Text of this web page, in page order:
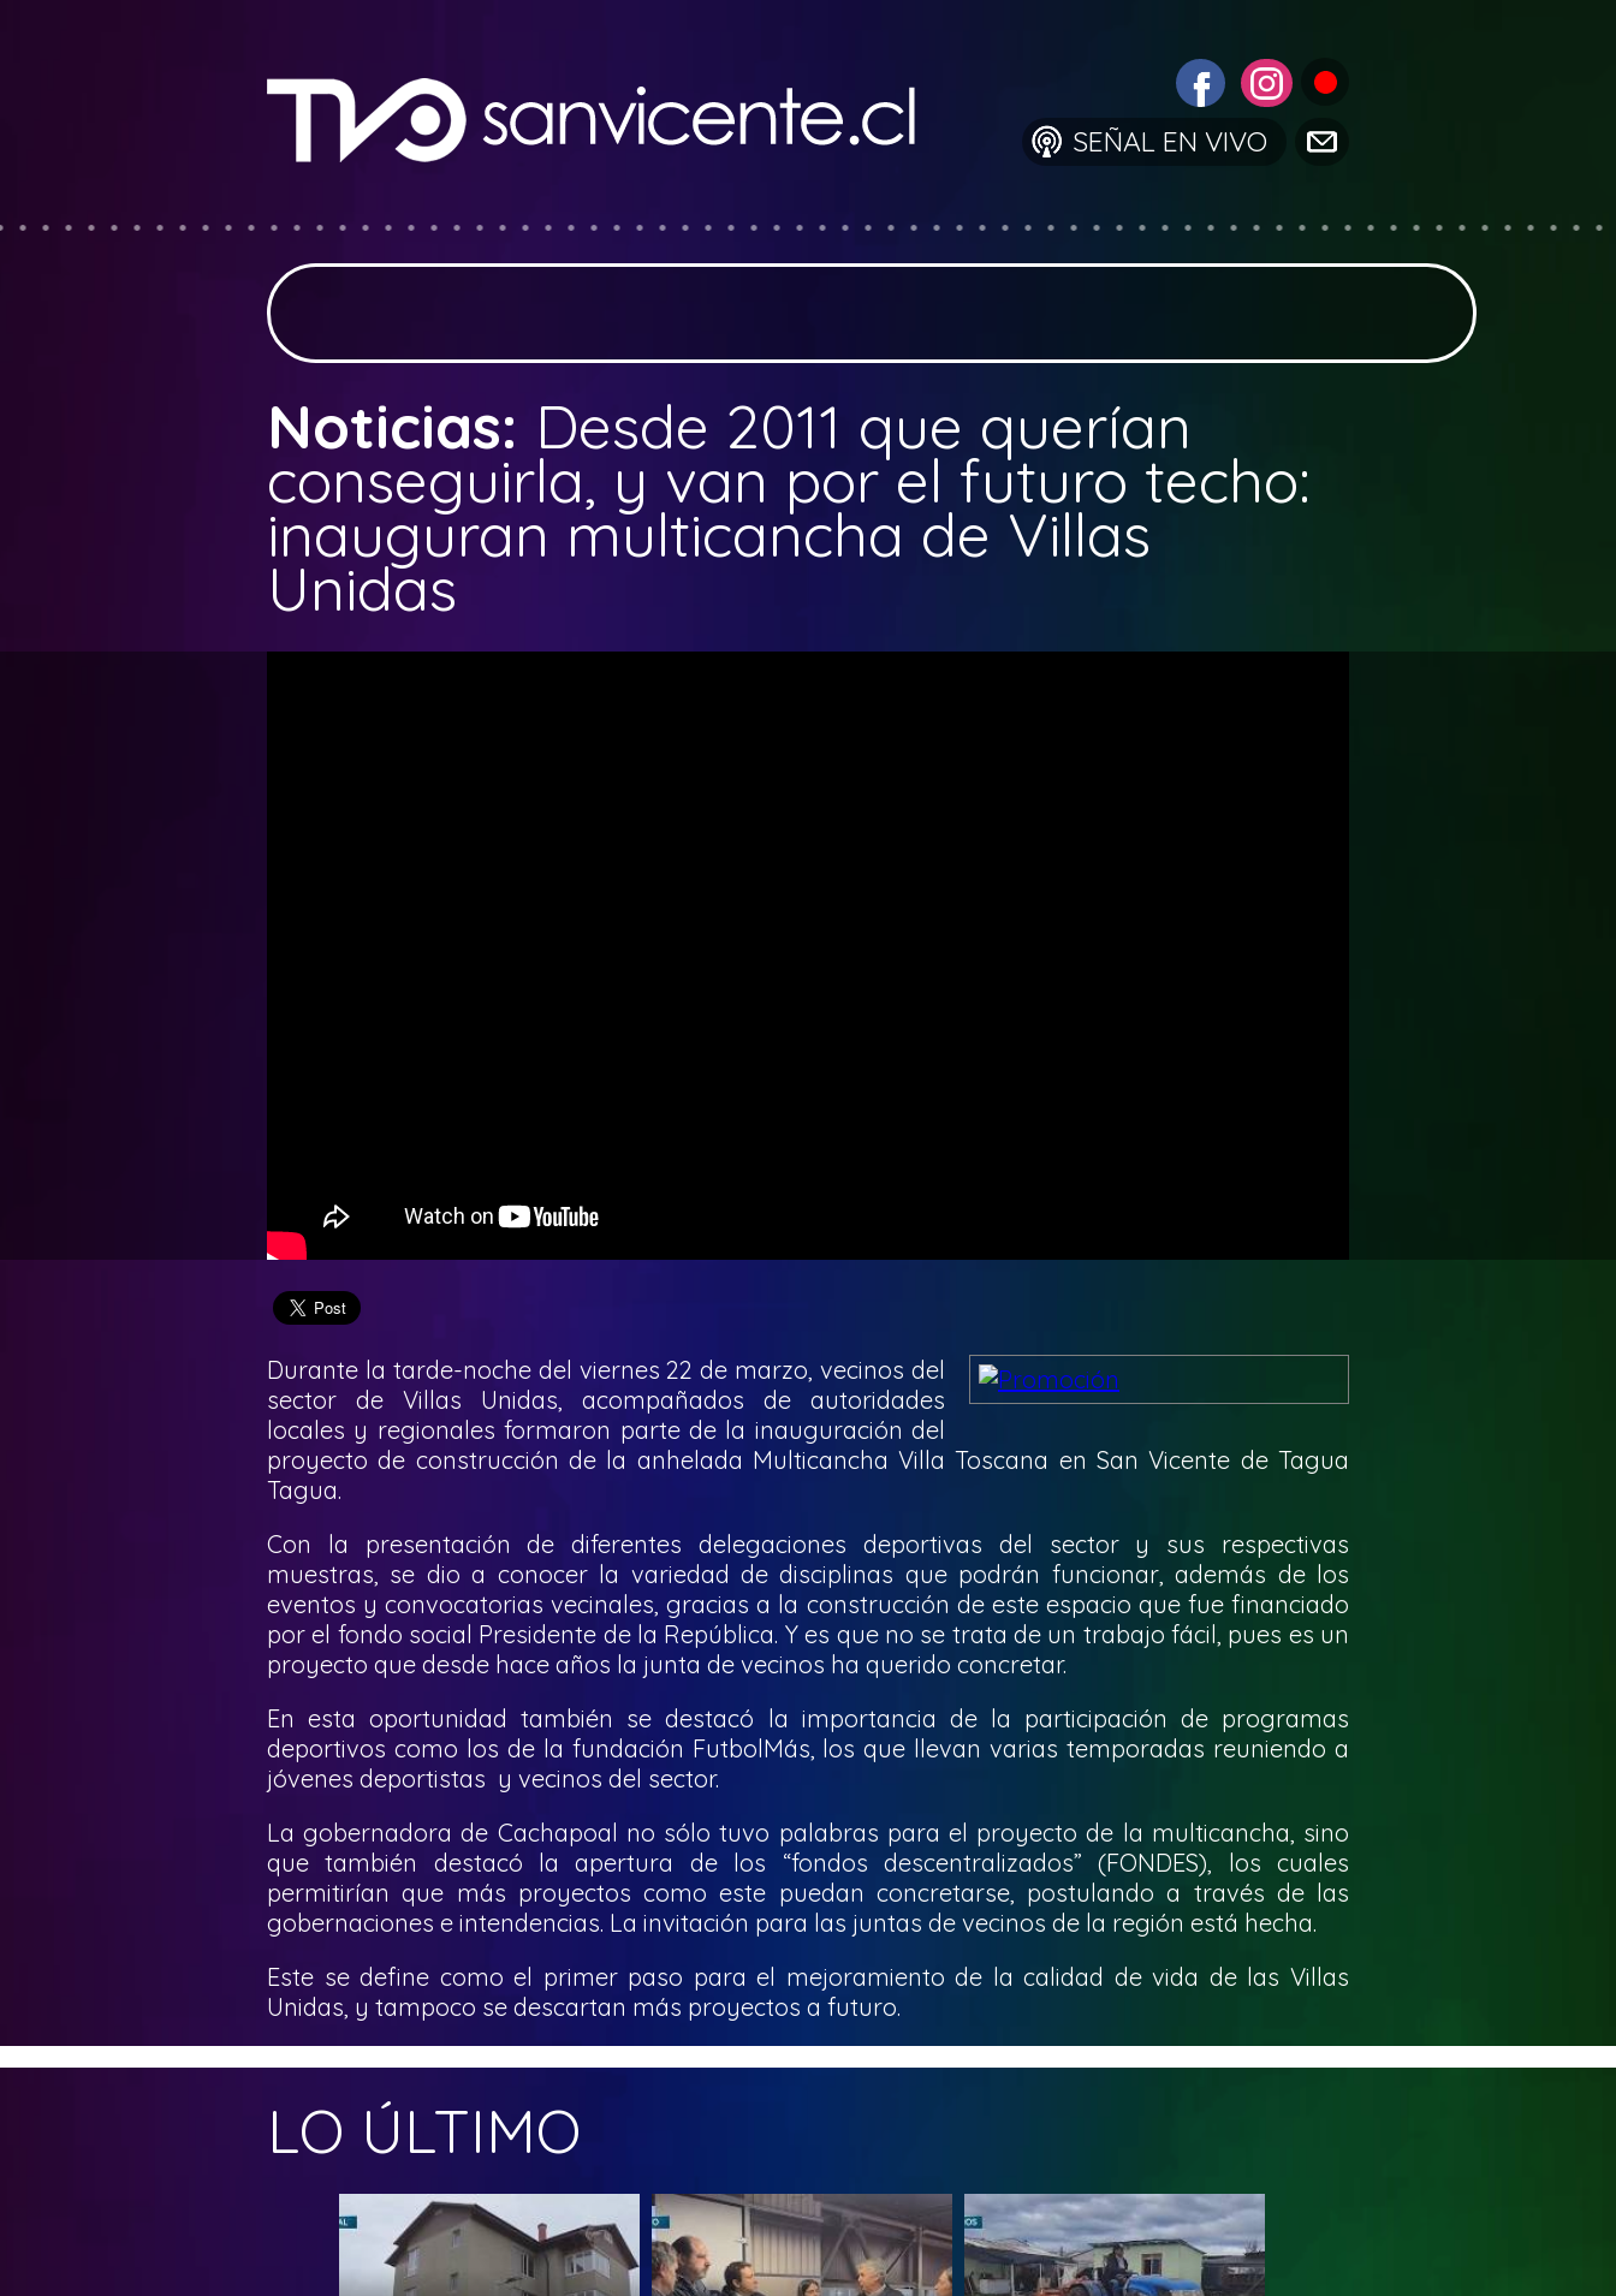
SEÑAL EN VIVO
Noticias: Desde 2011 que querían
conseguirla, y van por el futuro techo:
inauguran multicancha de Villas
Unidas
Durante la tarde-noche del viernes 22 de marzo, vecinos del
sector de Villas Unidas, acompañados de autoridades
locales y regionales formaron parte de la inauguración del
proyecto de construcción de la anhelada Multicancha Villa Toscana en San Vicente de Tagua
Tagua.
Con la presentación de diferentes delegaciones deportivas del sector y sus respectivas
muestras, se dio a conocer la variedad de disciplinas que podrán funcionar, además de los
eventos y convocatorias vecinales, gracias a la construcción de este espacio que fue financiado
por el fondo social Presidente de la República. Y es que no se trata de un trabajo fácil, pues es un
proyecto que desde hace años la junta de vecinos ha querido concretar.
En esta oportunidad también se destacó la importancia de la participación de programas
deportivos como los de la fundación FutbolMás, los que llevan varias temporadas reuniendo a
jóvenes deportistas y vecinos del sector.
La gobernadora de Cachapoal no sólo tuvo palabras para el proyecto de la multicancha, sino
que también destacó la apertura de los “fondos descentralizados” (FONDES), los cuales
permitirían que más proyectos como este puedan concretarse, postulando a través de las
gobernaciones e intendencias. La invitación para las juntas de vecinos de la región está hecha.
Este se define como el primer paso para el mejoramiento de la calidad de vida de las Villas
Unidas, y tampoco se descartan más proyectos a futuro.
LO ÚLTIMO